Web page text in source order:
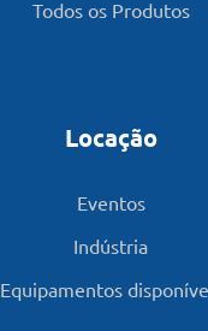
Todos os Produtos
Locação
Eventos
Indústria
Equipamentos